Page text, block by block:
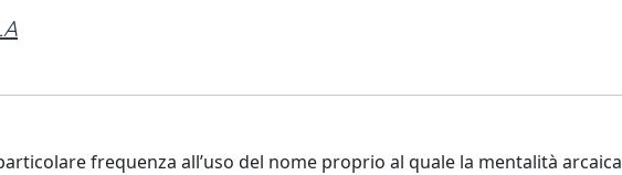
frequenza all’uso del nome proprio al quale la mentalità arcaica